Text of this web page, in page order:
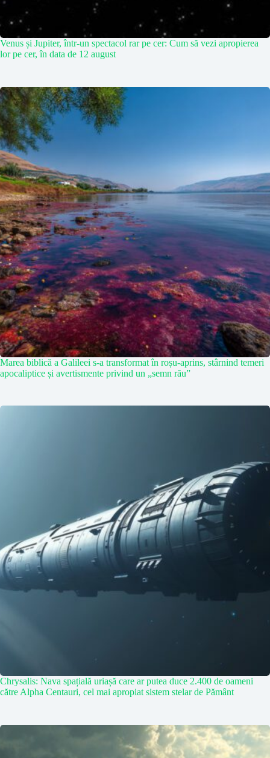
Venus și Jupiter, într-un spectacol rar pe cer: Cum să vezi apropierea
lor pe cer, în data de 12 august
Marea biblică a Galileei s-a transformat în roșu-aprins, stârnind temeri
apocaliptice și avertismente privind un „semn rău”
Chrysalis: Nava spațială uriașă care ar putea duce 2.400 de oameni
către Alpha Centauri, cel mai apropiat sistem stelar de Pământ